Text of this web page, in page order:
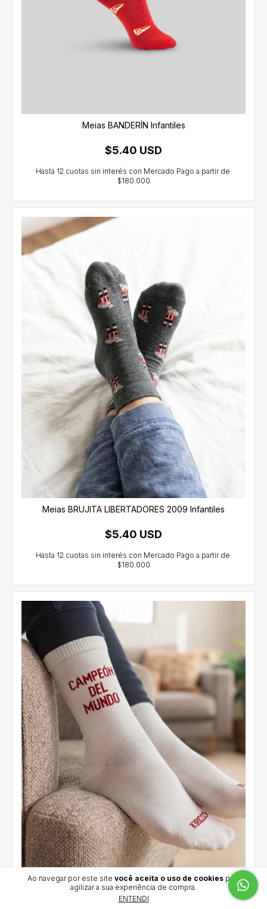
Ao navegar por este site você aceita o uso de cookies para
agilizar a sua experiência de compra.
ENTENDI
Meias BANDERÍN Infantiles
$5.40 USD
Meias BRUJITA LIBERTADORES 2009 Infantiles
$5.40 USD
Meias CAMPEÓN DEL MUNDO